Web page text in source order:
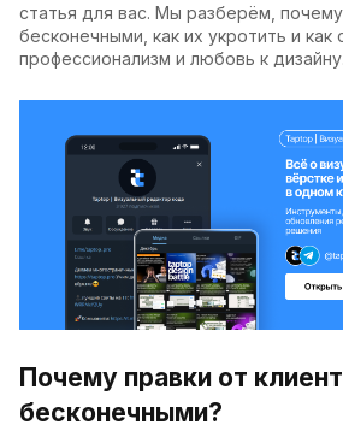
статья для вас. Мы разберём, почему
бесконечными, как их укротить и как
профессионализм и любовь к дизайну.
Почему правки от
бесконечными?